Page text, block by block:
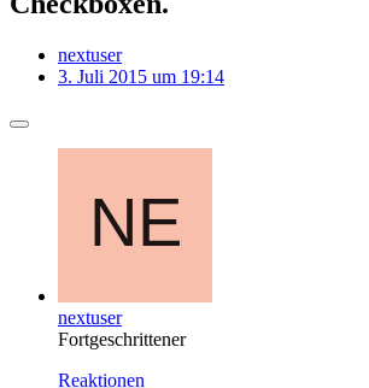
nextuser
3. Juli 2015 um 19:14
nextuser
Fortgeschrittener
Reaktionen